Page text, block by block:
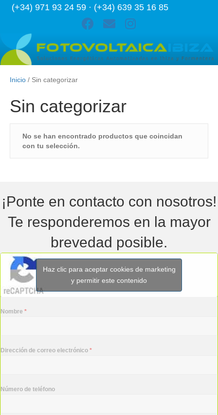
(+34) 971 93 24 59 · (+34) 639 35 16 85
Inicio / Sin categorizar
Sin categorizar
No se han encontrado productos que coincidan
con tu selección.
¡Ponte en contacto con nosotros!
Te responderemos en la mayor
brevedad posible.
Haz clic para aceptar cookies de marketing
y permitir este contenido
Nombre *
Dirección de correo electrónico *
Número de teléfono